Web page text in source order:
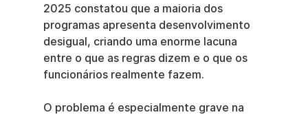
2025 constatou que a maioria dos
programas apresenta desenvolvimento
desigual, criando uma enorme lacuna
entre o que as regras dizem e o que os
funcionários realmente fazem.
O problema é especialmente grave na